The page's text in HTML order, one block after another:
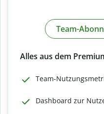
Team-
Alles aus dem
Team-
Dashboard zur